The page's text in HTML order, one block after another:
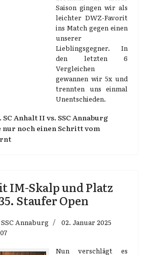
Saison gingen wir als
leichter DWZ-Favorit
ins Match gegen einen
unserer
Lieblingsgegner. In
den letzten 6
Vergleichen
gewannen wir 5x und
trennten uns einmal
Unentschieden.
Anhalt II vs. SSC Annaburg
nur noch einen Schritt vom
IM-Skalp und Platz
Staufer Open
SSC Annaburg
02. Januar 2025
Nun verschlägt es